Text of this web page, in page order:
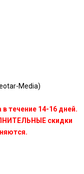
Media)
течение 14-16 дней.
скидки